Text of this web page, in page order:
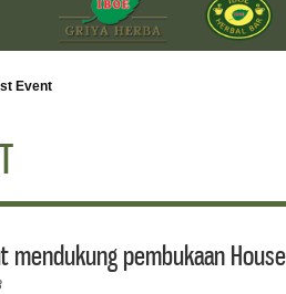
Event
mendukung pembukaan